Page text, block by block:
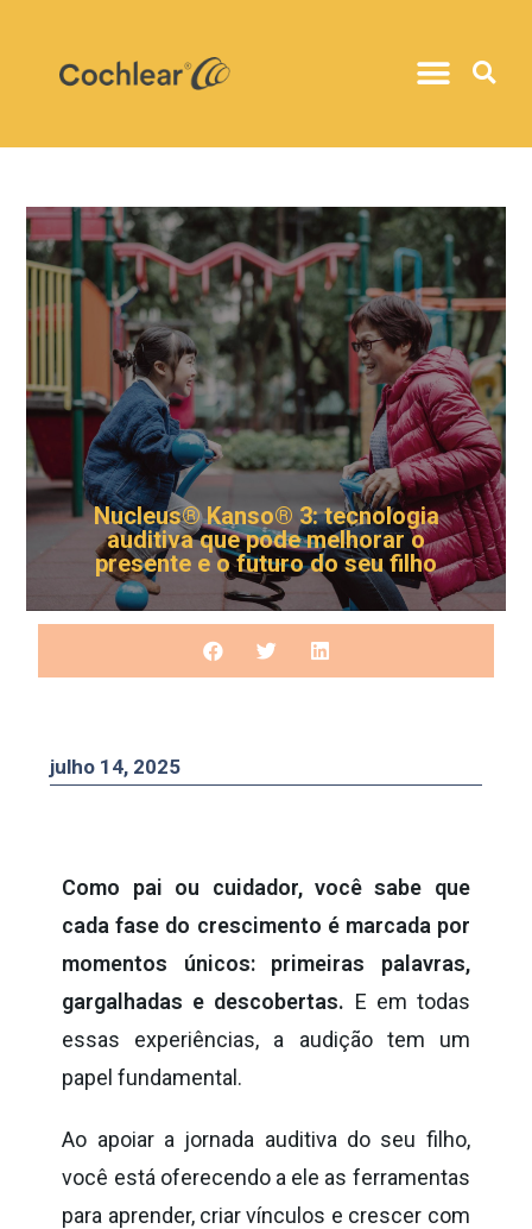
Nucleus® Kanso® 3: tecnologia
auditiva que pode melhorar o
presente e o futuro do seu filho
julho 14, 2025
Como pai ou cuidador, você sabe que
cada fase do crescimento é marcada por
momentos únicos: primeiras palavras,
gargalhadas e descobertas. E em todas
essas experiências, a audição tem um
papel fundamental.
Ao apoiar a jornada auditiva do seu filho,
você está oferecendo a ele as ferramentas
para aprender, criar vínculos e crescer com